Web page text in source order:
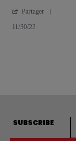
Partager
11/30/22
SUBSCRIBE